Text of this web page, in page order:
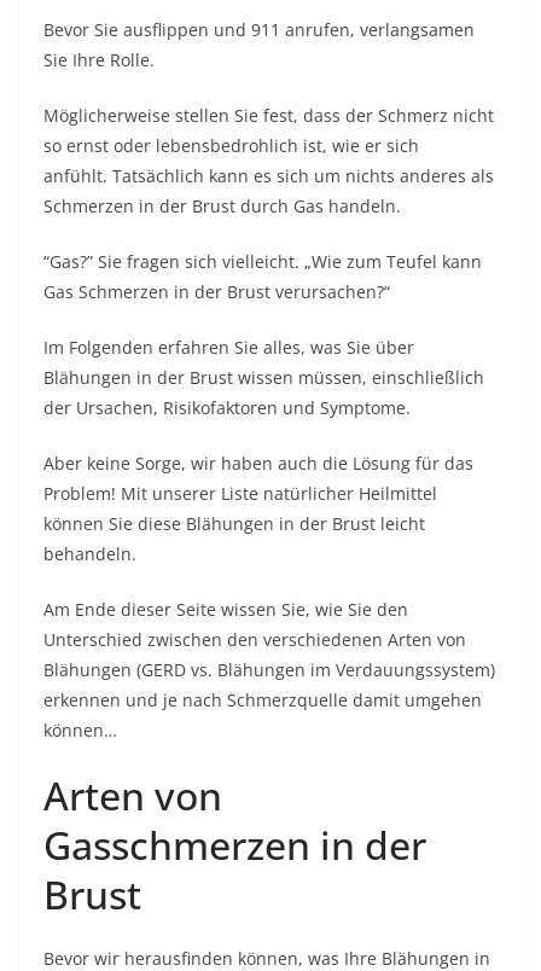
Bevor Sie ausflippen und 911 anrufen, verlangsamen
Sie Ihre Rolle.
Möglicherweise stellen Sie fest, dass der Schmerz nicht
so ernst oder lebensbedrohlich ist, wie er sich
anfühlt. Tatsächlich kann es sich um nichts anderes als
Schmerzen in der Brust durch Gas handeln.
“Gas?” Sie fragen sich vielleicht. „Wie zum Teufel kann
Gas Schmerzen in der Brust verursachen?“
Im Folgenden erfahren Sie alles, was Sie über
Blähungen in der Brust wissen müssen, einschließlich
der Ursachen, Risikofaktoren und Symptome.
Aber keine Sorge, wir haben auch die Lösung für das
Problem! Mit unserer Liste natürlicher Heilmittel
können Sie diese Blähungen in der Brust leicht
behandeln.
Am Ende dieser Seite wissen Sie, wie Sie den
Unterschied zwischen den verschiedenen Arten von
Blähungen (GERD vs. Blähungen im Verdauungssystem)
erkennen und je nach Schmerzquelle damit umgehen
können…
Arten von
Gasschmerzen in der
Brust
Bevor wir herausfinden können, was Ihre Blähungen in